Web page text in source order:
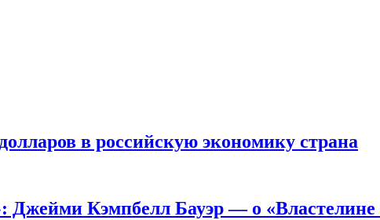
в российскую экономику страна
Джейми Кэмпбелл Бауэр — о «Властелине